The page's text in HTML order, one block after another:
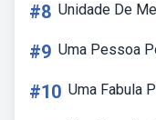
#8 Unidade De
#9 Uma Pessoa
#10 Uma Fabula